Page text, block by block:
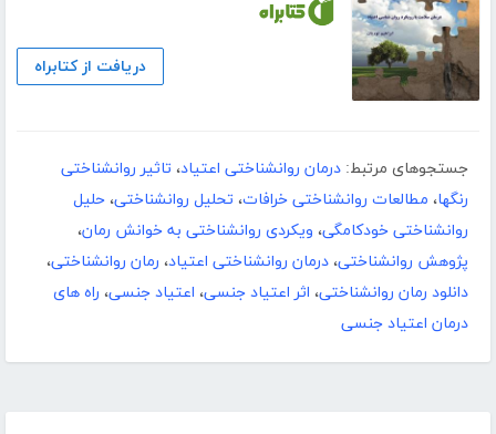
دریافت از کتابراه
جستجوهای مرتبط: درمان روانشناختی اعتیاد، تاثیر روانشناختی
رنگها، مطالعات روانشناختی خرافات، تحلیل روانشناختی، حلیل
روانشناختی خودکامگی، ویکردی روانشناختی به خوانش رمان،
پژوهش روانشناختی، درمان روانشناختی اعتیاد، رمان روانشناختی،
دانلود رمان روانشناختی، اثر اعتیاد جنسی، اعتیاد جنسی، راه های
درمان اعتیاد جنسی